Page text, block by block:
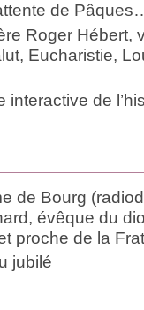
de
Roger Hébert,
Eucharistie,
de
de Bourg
évêque du
proche de la
jubilé